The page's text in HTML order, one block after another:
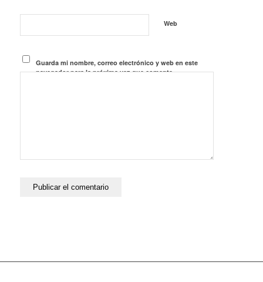
Web
Guarda mi nombre, correo electrónico y web en este
navegador para la próxima vez que comente.